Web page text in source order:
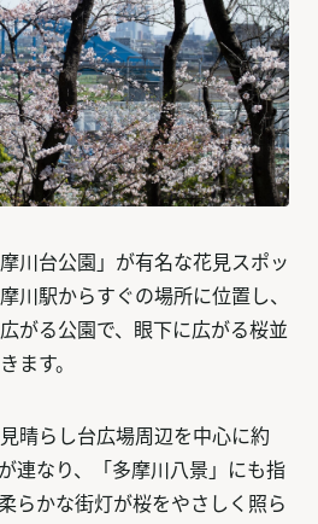
川台公園」が有名な花見スポッ
川駅からすぐの場所に位置し、
がる公園で、眼下に広がる桜並
ます。
晴らし台広場周辺を中心に約
連なり、「多摩川八景」にも指
らかな街灯が桜をやさしく照ら